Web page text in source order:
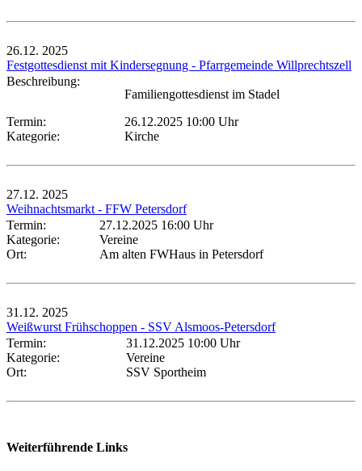
26.12. 2025
Festgottesdienst mit Kindersegnung - Pfarrgemeinde Willprechtszell
Beschreibung:
Familiengottesdienst im Stadel
Termin:
26.12.2025 10:00 Uhr
Kategorie:
Kirche
27.12. 2025
Weihnachtsmarkt - FFW Petersdorf
Termin:
27.12.2025 16:00 Uhr
Kategorie:
Vereine
Ort:
Am alten FWHaus in Petersdorf
31.12. 2025
Weißwurst Frühschoppen - SSV Alsmoos-Petersdorf
Termin:
31.12.2025 10:00 Uhr
Kategorie:
Vereine
Ort:
SSV Sportheim
Weiterführende Links